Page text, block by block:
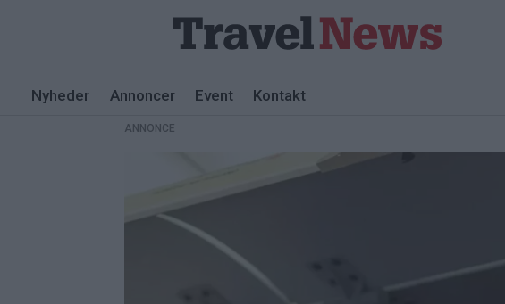
Nyheder Annoncer Event Kontakt
ANNONCE